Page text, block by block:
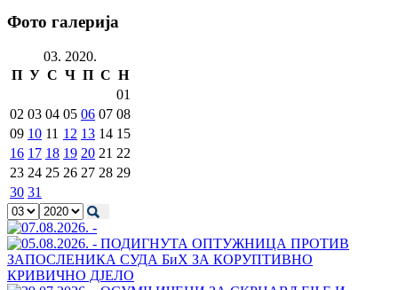
Фото галерија
03. 2020.
П У С Ч П С Н
01
02 03 04 05 06 07 08
09 10 11 12 13 14 15
16 17 18 19 20 21 22
23 24 25 26 27 28 29
30 31